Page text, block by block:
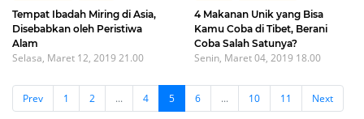
Tempat Ibadah Miring di Asia,
Disebabkan oleh Peristiwa
Alam
Selasa, Maret 12, 2019 21.00
4 Makanan Unik yang Bisa
Kamu Coba di Tibet, Berani
Coba Salah Satunya?
Senin, Maret 04, 2019 18.00
Prev 1 2 ... 4 5 6 ... 10 11 Next